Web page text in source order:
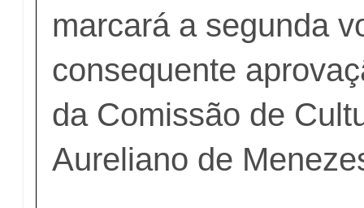
marcará a segunda
consequente
da Comissão de
Aureliano de